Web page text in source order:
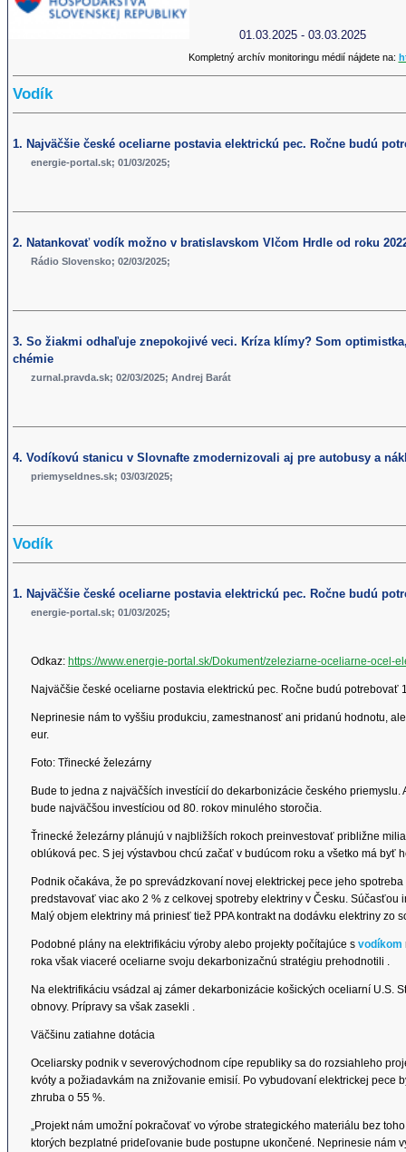
01.03.2025 - 03.03.2025
Kompletný archív monitoringu médií nájdete na:
Vodík
1. Najväčšie české oceliarne postavia elektrickú pec. Ročne budú
energie-portal.sk; 01/03/2025;
2. Natankovať vodík možno v bratislavskom Vlčom Hrdle od roku
Rádio Slovensko; 02/03/2025;
3. So žiakmi odhaľuje znepokojivé veci. Kríza klímy? Som
chémie
zurnal.pravda.sk; 02/03/2025; Andrej Barát
4. Vodíkovú stanicu v Slovnafte zmodernizovali aj pre autobusy a
priemyseldnes.sk; 03/03/2025;
Vodík
1. Najväčšie české oceliarne postavia elektrickú pec. Ročne budú
energie-portal.sk; 01/03/2025;
Odkaz: https://www.energie-portal.sk/Dokument/zeleziarne-oceliarne-ocel-
Najväčšie české oceliarne postavia elektrickú pec. Ročne budú potrebovať
Neprinesie nám to vyššiu produkciu, zamestnanosť ani pridanú hodnotu,
eur.
Foto: Třinecké železárny
Bude to jedna z najväčších investícií do dekarbonizácie českého
bude najväčšou investíciou od 80. rokov minulého storočia.
Ťrinecké železárny plánujú v najbližších rokoch preinvestovať približne
oblúková pec. S jej výstavbou chcú začať v budúcom roku a všetko má byť
Podnik očakáva, že po sprevádzkovaní novej elektrickej pece jeho
predstavovať viac ako 2 % z celkovej spotreby elektriny v Česku.
Malý objem elektriny má priniesť tiež PPA kontrakt na dodávku elektriny zo
Podobné plány na elektrifikáciu výroby alebo projekty počítajúce s vodíkom
roka však viaceré oceliarne svoju dekarbonizačnú stratégiu prehodnotili .
Na elektrifikáciu vsádzal aj zámer dekarbonizácie košických oceliarní U.S.
obnovy. Prípravy sa však zasekli .
Väčšinu zatiahne dotácia
Oceliarsky podnik v severovýchodnom cípe republiky sa do rozsiahleho
kvóty a požiadavkám na znižovanie emisií. Po vybudovaní elektrickej pece
zhruba o 55 %.
„Projekt nám umožní pokračovať vo výrobe strategického materiálu bez
ktorých bezplatné prideľovanie bude postupne ukončené. Neprinesie nám